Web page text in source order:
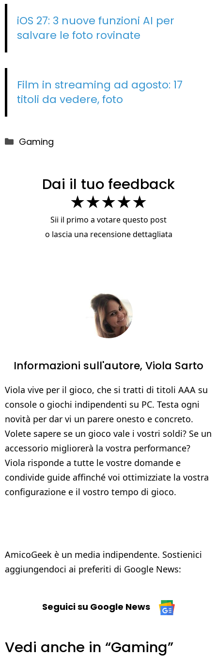
iOS 27: 3 nuove funzioni AI per
salvare le foto rovinate
Film in streaming ad agosto: 17
titoli da vedere, foto
Categorie
Gaming
Dai il tuo feedback
★★★★★
Sii il primo a votare questo post
o lascia una recensione dettagliata
Informazioni sull'autore,Viola Sarto
Viola vive per il gioco, che si tratti di titoli AAA su
console o giochi indipendenti su PC. Testa ogni
novità per dar vi un parere onesto e concreto.
Volete sapere se un gioco vale i vostri soldi? Se un
accessorio migliorerà la vostra performance?
Viola risponde a tutte le vostre domande e
condivide guide affinché voi ottimizziate la vostra
configurazione e il vostro tempo di gioco.
AmicoGeek è un media indipendente. Sostienici
aggiungendoci ai preferiti di Google News:
Seguici su Google News
Vedi anche in “Gaming”